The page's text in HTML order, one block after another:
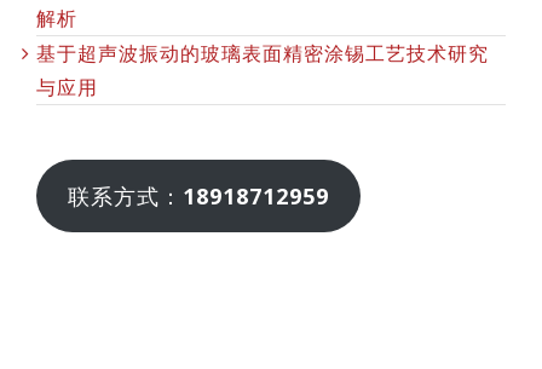
解析
基于超声波振动的玻璃表面精密涂锡工艺技术研究
与应用
联系方式： 18918712959